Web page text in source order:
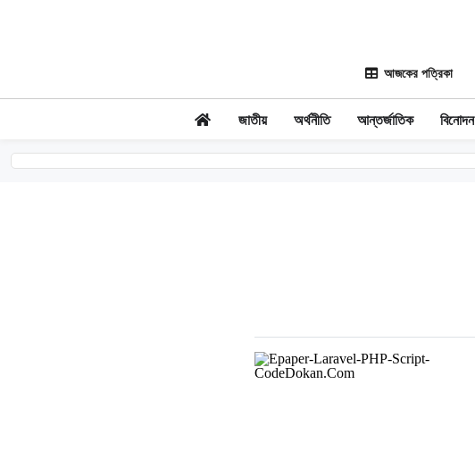
আজকের পত্রিকা
জাতীয় অর্থনীতি আন্তর্জাতিক বিনোদন